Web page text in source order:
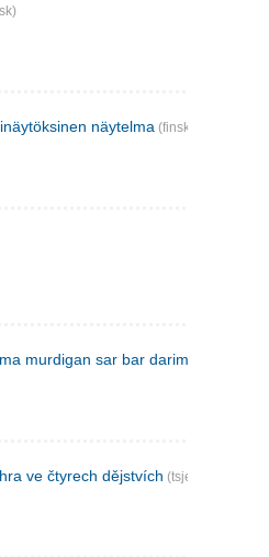
näytelma (finsk)
murdigan sar bar darim
ve čtyrech dějstvích (tsjekkisk)